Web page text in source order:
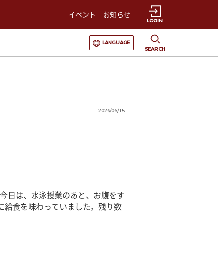
イベント お知らせ
LOGIN
選択すると言語の切替が発生します
LANGUAGE
SEARCH
2026/06/15
日は、水泳授業のあと、お腹をす
給食を味わっていました。残り数